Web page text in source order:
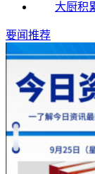
大厨积
要闻推荐